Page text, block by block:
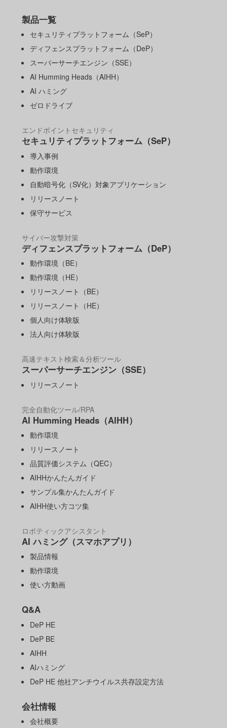
製品一覧
セキュリティプラットフォーム（SeP）
ディフェンスプラットフォーム（DeP）
スーパーサーチエンジン（SSE）
AI Humming Heads（AIHH）
AI ハミング
ゼロドライブ
エンドポイントセキュリティ
セキュリティプラットフォーム（SeP）
導入事例
動作環境
自動暗号化（SV化）対象アプリケーション
リリースノート
保守サービス
サイバー攻撃対策
ディフェンスプラットフォーム（DeP）
動作環境（BE）
動作環境（HE）
リリースノート（BE）
リリースノート（HE）
個人向け体験版
法人向け体験版
高速テキスト検索＆分析ツール
スーパーサーチエンジン（SSE）
リリースノート
完全自動化ツール/RPA
AI Humming Heads（AIHH）
動作環境
リリースノート
品質評価システム（QEC）
AIHHかんたんガイド
サンプル集かんたんガイド
AIHH使い方コツ集
ロボティックアシスタント
AI ハミング（スマホアプリ）
製品情報
動作環境
使い方動画
Q&A
DeP HE
DeP BE
AIHH
AIハミング
DeP HE 他社アンチウイルス共存設定方法
会社情報
会社概要